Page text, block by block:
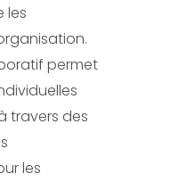
les
permet
travers des
les